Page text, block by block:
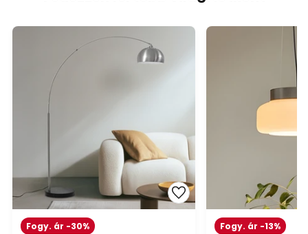
Fogy. ár -30% Fogy. ár -13%